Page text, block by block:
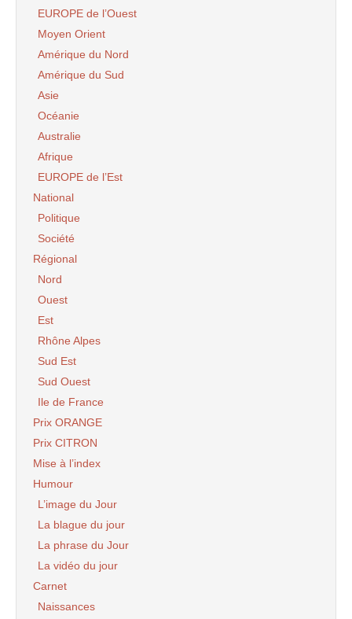
EUROPE de l’Ouest
Moyen Orient
Amérique du Nord
Amérique du Sud
Asie
Océanie
Australie
Afrique
EUROPE de l’Est
National
Politique
Société
Régional
Nord
Ouest
Est
Rhône Alpes
Sud Est
Sud Ouest
Ile de France
Prix ORANGE
Prix CITRON
Mise à l’index
Humour
L’image du Jour
La blague du jour
La phrase du Jour
La vidéo du jour
Carnet
Naissances